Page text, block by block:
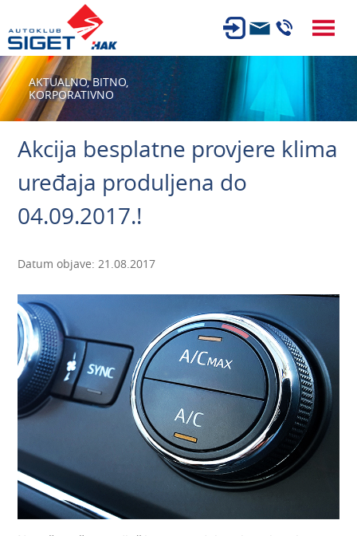
ČLANSTVO
TEHNIČKI PREGLED
AUTOSERVIS
USLUGE
AUTOŠKOLA
AKTUALNO,BITNO,
KORPORATIVNO
Akcija besplatne provjere klima
uređaja produljena do
04.09.2017.!
Datum objave: 21.08.2017